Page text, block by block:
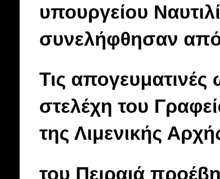
υπουργείου
συνελήφθησαν
Τις απογευματινές
στελέχη του
της Λιμενικής
του Πειραιά